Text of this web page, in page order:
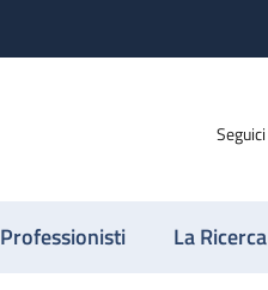
Seguici
Professionisti La Ricerca